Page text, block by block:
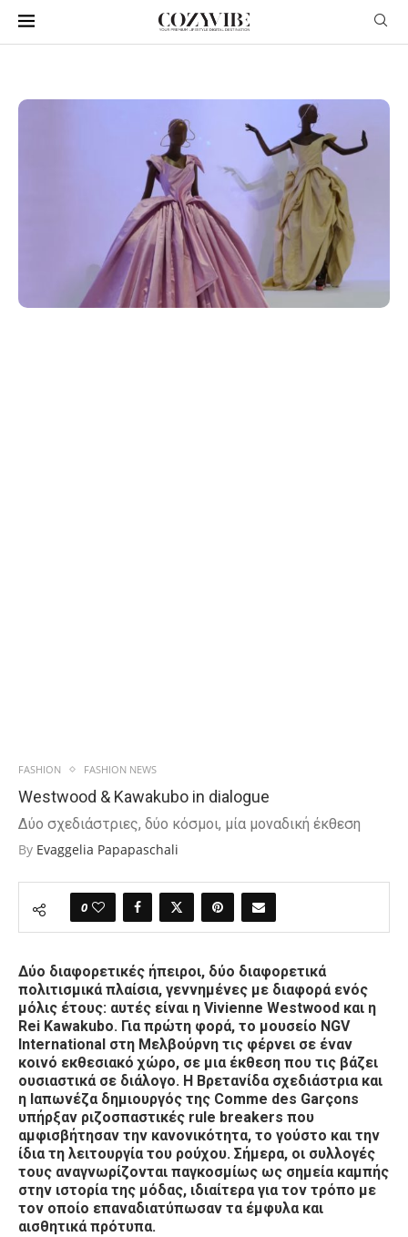
FASHION FASHION NEWS
Westwood & Kawakubo in dialogue
Δύο σχεδιάστριες, δύο κόσμοι, μία μοναδική έκθεση
By Evaggelia Papapaschali
0
Δύο διαφορετικές ήπειροι, δύο διαφορετικά
πολιτισμικά πλαίσια, γεννημένες με διαφορά ενός
μόλις έτους: αυτές είναι η Vivienne Westwood και η
Rei Kawakubo. Για πρώτη φορά, το μουσείο NGV
International στη Μελβούρνη τις φέρνει σε έναν
κοινό εκθεσιακό χώρο, σε μια έκθεση που τις βάζει
ουσιαστικά σε διάλογο. Η Βρετανίδα σχεδιάστρια και
η Ιαπωνέζα δημιουργός της Comme des Garçons
υπήρξαν ριζοσπαστικές rule breakers που
αμφισβήτησαν την κανονικότητα, το γούστο και την
ίδια τη λειτουργία του ρούχου. Σήμερα, οι συλλογές
τους αναγνωρίζονται παγκοσμίως ως σημεία καμπής
στην ιστορία της μόδας, ιδιαίτερα για τον τρόπο με
τον οποίο επαναδιατύπωσαν τα έμφυλα και
αισθητικά πρότυπα.